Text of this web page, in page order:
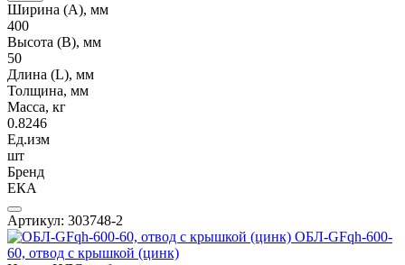
Ширина (А), мм
400
Высота (В), мм
50
Длина (L), мм
Толщина, мм
Масса, кг
0.8246
Ед.изм
шт
Бренд
ЕКА
Артикул: 303748-2
ОБЛ-GFqh-600-
60, отвод с крышкой (цинк)